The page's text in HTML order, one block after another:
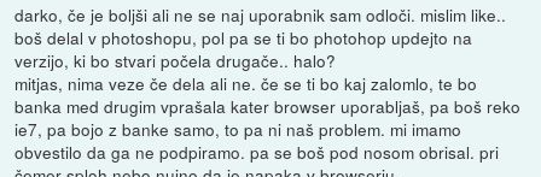
darko, če je boljši ali ne se naj uporabnik sam odloči. mislim like..
boš delal v photoshopu, pol pa se ti bo photohop updejto na
verzijo, ki bo stvari počela drugače.. halo?
mitjas, nima veze če dela ali ne. če se ti bo kaj zalomlo, te bo
banka med drugim vprašala kater browser uporabljaš, pa boš reko
ie7, pa bojo z banke samo, to pa ni naš problem. mi imamo
obvestilo da ga ne podpiramo. pa se boš pod nosom obrisal. pri